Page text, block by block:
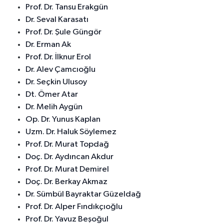
Prof. Dr. Tansu Erakgün
Dr. Seval Karasatı
Prof. Dr. Şule Güngör
Dr. Erman Ak
Prof. Dr. İlknur Erol
Dr. Alev Çamcıoğlu
Dr. Seçkin Ulusoy
Dt. Ömer Atar
Dr. Melih Aygün
Op. Dr. Yunus Kaplan
Uzm. Dr. Haluk Söylemez
Prof. Dr. Murat Topdağ
Doç. Dr. Aydıncan Akdur
Prof. Dr. Murat Demirel
Doç. Dr. Berkay Akmaz
Dr. Sümbül Bayraktar Güzeldağ
Prof. Dr. Alper Fındıkçıoğlu
Prof. Dr. Yavuz Beşoğul